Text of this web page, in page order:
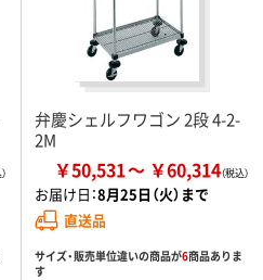
弁慶シェルフワゴン 2段 4-2-
2M
￥50,531 ￥60,314
お届け日：8月25日（火）まで
直送品
サイズ・販売単位違いの商品が6商品ありま
す